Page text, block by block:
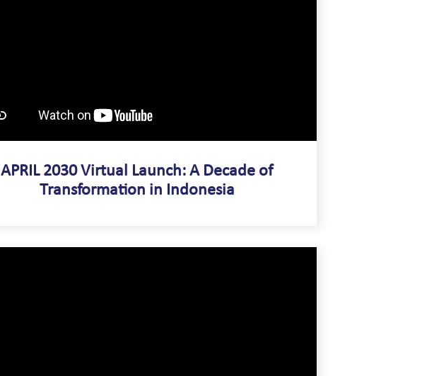
APRIL 2030 Virtual Launch: A Decade of
Transformation in Indonesia